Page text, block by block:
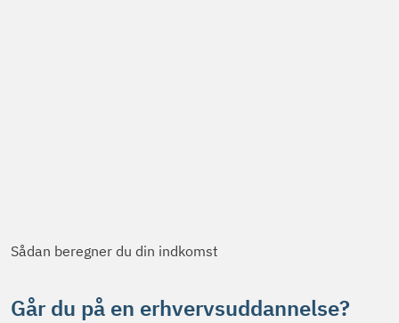
Sådan beregner du din indkomst
Går du på en erhvervsuddannelse?